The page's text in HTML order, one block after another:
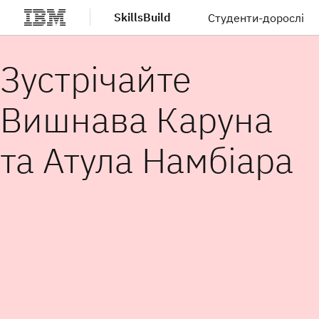
Перейти до основного вмісту
SkillsBuild Студенти-дорослі
Зустрічайте
Вишнава Каруна
та Атула Намбіара